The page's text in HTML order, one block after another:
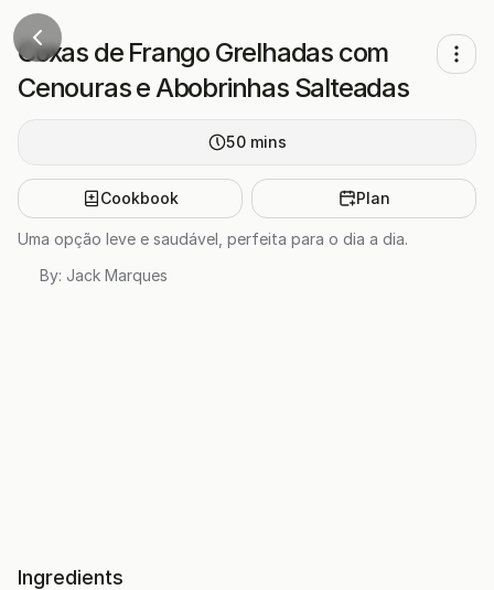
Coxas de Frango Grelhadas com
Cenouras e Abobrinhas Salteadas
50 mins
Cookbook Plan
Uma opção leve e saudável, perfeita para o dia a dia.
By: Jack Marques
Ingredients